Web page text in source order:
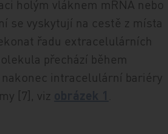
holým vláknem mRNA nebo
se vyskytují na cestě z místa
řadu extracelulárních
přechází během
intracelulární bariéry
[7], viz